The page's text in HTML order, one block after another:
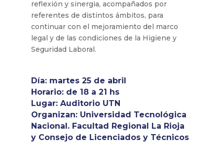
reflexión y sinergia, acompañados por
referentes de distintos ámbitos, para
continuar con el mejoramiento del marco
legal y de las condiciones de la Higiene y
Seguridad Laboral.
Día: martes 25 de abril
Horario: de 18 a 21 hs
Lugar: Auditorio UTN
Organizan: Universidad Tecnológica
Nacional. Facultad Regional La Rioja
y Consejo de Licenciados y Técnicos